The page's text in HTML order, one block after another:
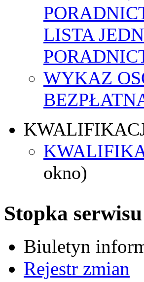
LISTA
WYKAZ
okno)
Stopka serwisu
Biuletyn
Rejestr zmian